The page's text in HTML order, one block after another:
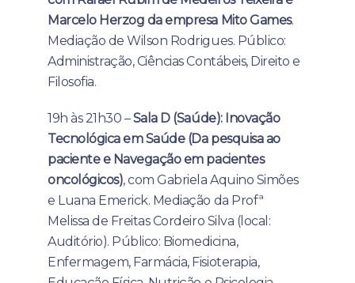
Marcelo Herzog da empresa Mito Games.
Mediação de Wilson Rodrigues. Público:
Administração, Ciências Contábeis, Direito e
Filosofia.
19h às 21h30 –Sala D (Saúde): Inovação
Tecnológica em Saúde (Da pesquisa ao
paciente e Navegação em pacientes
oncológicos), com Gabriela Aquino Simões
e Luana Emerick. Mediação da Profª
Melissa de Freitas Cordeiro Silva (local:
Auditório). Público: Biomedicina,
Enfermagem, Farmácia, Fisioterapia,